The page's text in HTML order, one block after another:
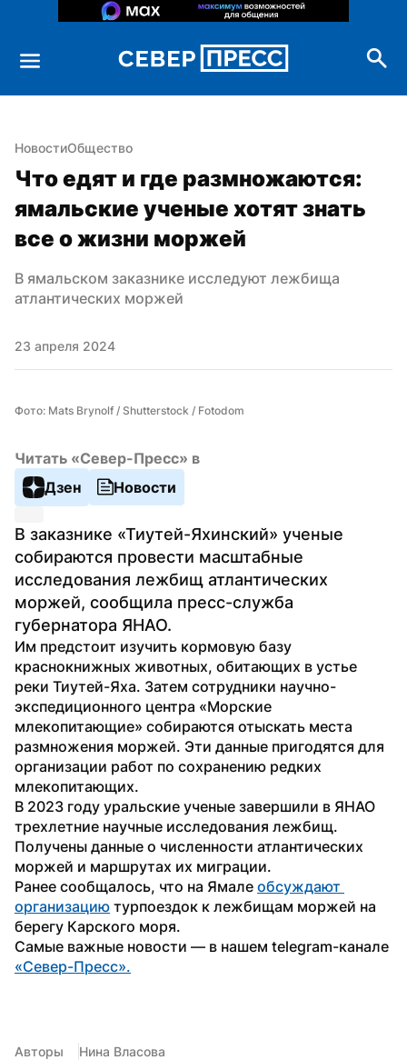
НовостиОбщество
Что едят и где размножаются:
ямальские ученые хотят знать
все о жизни моржей
В ямальском заказнике исследуют лежбища
атлантических моржей
23 апреля 2024
Фото: Mats Brynolf / Shutterstock / Fotodom
Читать «Север-Пресс» в
Дзен
Новости
В заказнике «Тиутей-Яхинский» ученые
собираются провести масштабные
исследования лежбищ атлантических
моржей, сообщила пресс-служба
губернатора ЯНАО.
Им предстоит изучить кормовую базу
краснокнижных животных, обитающих в устье
реки Тиутей-Яха. Затем сотрудники научно-
экспедиционного центра «Морские
млекопитающие» собираются отыскать места
размножения моржей. Эти данные пригодятся для
организации работ по сохранению редких
млекопитающих.
В 2023 году уральские ученые завершили в ЯНАО
трехлетние научные исследования лежбищ.
Получены данные о численности атлантических
моржей и маршрутах их миграции.
Ранее сообщалось, что на Ямале обсуждают
организацию турпоездок к лежбищам моржей на
берегу Карского моря.
«Север-Пресс».
Авторы Нина Власова